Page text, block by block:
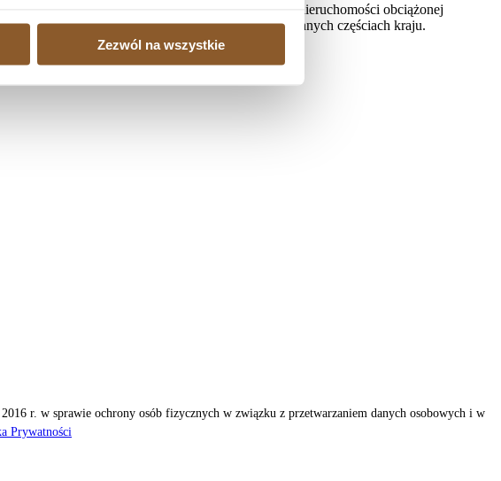
Zezwól na wszystkie
a także wtedy, gdy istnieje potrzeba sprzedaży nieruchomości obciążonej
do walut udzielonych kredytobiorcom także w innych częściach kraju.
r. w sprawie ochrony osób fizycznych w związku z przetwarzaniem danych osobowych i w
Prywatności